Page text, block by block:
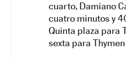
cuarto, Damiano
cuatro minutos y
Quinta plaza para
sexta para